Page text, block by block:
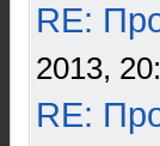
RE:
2013,
RE: